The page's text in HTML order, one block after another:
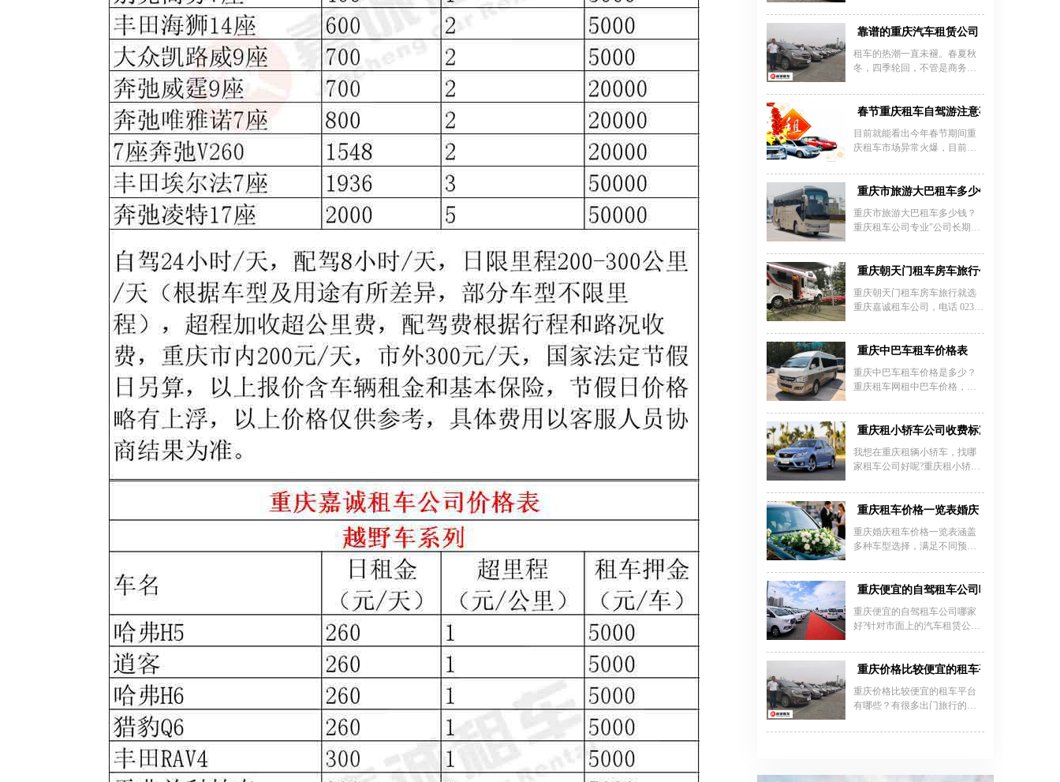
家庭出游、商务代步的热门选
择，尤其适合重庆市区及周边
持免押金服务，提供24小时客
服咨询与
岸，水陆交通四通八达，境内
长江岸线47公里，万吨巨轮常
也是很多人心目中的理想旅游
之地，重庆考斯特去丰都租车
靠谱的重庆汽车租赁公司
租车的热潮一直未褪。春夏秋
冬，四季轮回，不管是商务用
人之选。因此，不管是过去、
现在、未来，怎么选择靠谱的
题，备受人们关注。
春节重庆租车自驾游注意事项
目前就能看出今年春节期间重
庆租车市场异常火爆，目前很
约租车订单，租车的人虽多，
但一定要有租车技巧，特别是
理流程非常有必要深入了解。
那么春节期间重庆汽车租赁需
重庆市旅游大巴租车多少钱？
重庆市旅游大巴租车多少钱？
重庆租车公司专业"公司长期承
接送机服务、长期包车、班车
租赁 、涉外包车、企业租车、
返、旅游租车、会议租车、商
务租车、演唱会包车、长短租
巴租车公司电话023-45616290
重庆朝天门租车房车旅行价格表
重庆朝天门租车房车旅行就选
重庆嘉诚租车公司，电话 023 -
车价格表在此，小型拖挂式房
车日租约 600 元，空间虽紧凑
出行。C 型自行式房车一天
1000 元左右，车内设施齐全，
租 800 元，兼具小巧灵活与一
定的功能性。重庆朝天门租车
选择多样，重庆朝天门租车房
价格表因车而异，我们有优质
车辆和周到服务，欢迎来电开
重庆中巴车租车价格表
重庆中巴车租车价格是多少？
重庆租车网租中巴车价格，一
绝大多数的租车公司都在这一
价格标准上下浮动，不过有一
租赁价格会稍微有一些变动，
可能会稍微高一些。
重庆租小轿车公司收费标准
我想在重庆租辆小轿车，找哪
家租车公司好呢?重庆租小轿车
及押金的收费标准是什么?第一
次租车一定要了解清楚，以免
说重庆租小轿车费用的计费模
式，怎么才能节约重庆租车费
重庆租车价格一览表婚庆
重庆婚庆租车价格一览表涵盖
多种车型选择，满足不同预算
约300-600元，奥迪A4日租450
元，奔驰E系710元，商务车别
如保时捷718日租800-2000元，
兰博基尼、法拉利等超跑日租
次、租赁时长、淡旺季影响显
著，例如节假日可能上涨300-
1000元。重庆知名租车公司如
餐服务，含油费、司机工资、
宝
重庆便宜的自驾租车公司哪家好？
重庆便宜的自驾租车公司哪家
好?针对市面上的汽车租赁公司
的公司中选择一家好的公司服
务。都知道现在各行各业“服务”
行业也不例外。那怎么选择租
车服务的好坏?怎样判断?
重庆价格比较便宜的租车平台_重庆嘉诚
重庆价格比较便宜的租车平台
有哪些？有很多出门旅行的朋
择租车自驾游,那么租车平台哪
租车公司，下面是重庆嘉诚租